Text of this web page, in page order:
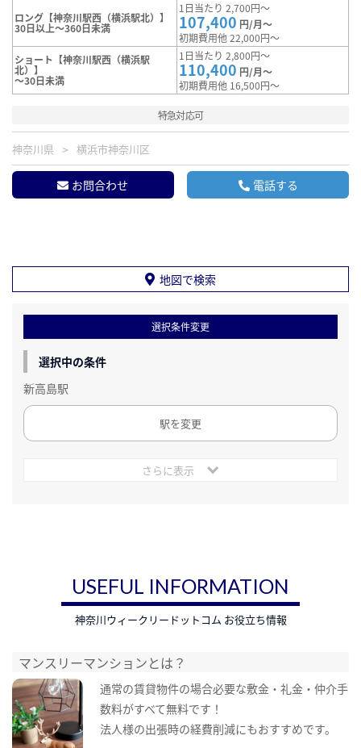
ロング【神奈川駅西（横浜駅北）】
30日以上～360日未満
1日当たり 2,700円～
107,400 円/月～
初期費用他 22,000円～
ショート【神奈川駅西（横浜駅
北）】
～30日未満
1日当たり 2,800円～
110,400 円/月～
初期費用他 16,500円～
特急対応可
神奈川県 横浜市神奈川区
お問合わせ 電話する
地図で検索
選択条件変更
選択中の条件
新高島駅
駅を変更
さらに表示
USEFUL INFORMATION
神奈川ウィークリードットコム お役立ち情報
マンスリーマンションとは？
通常の賃貸物件の場合必要な敷金・礼金・仲介手
数料がすべて無料です！
法人様の出張時の経費削減にもおすすめです。